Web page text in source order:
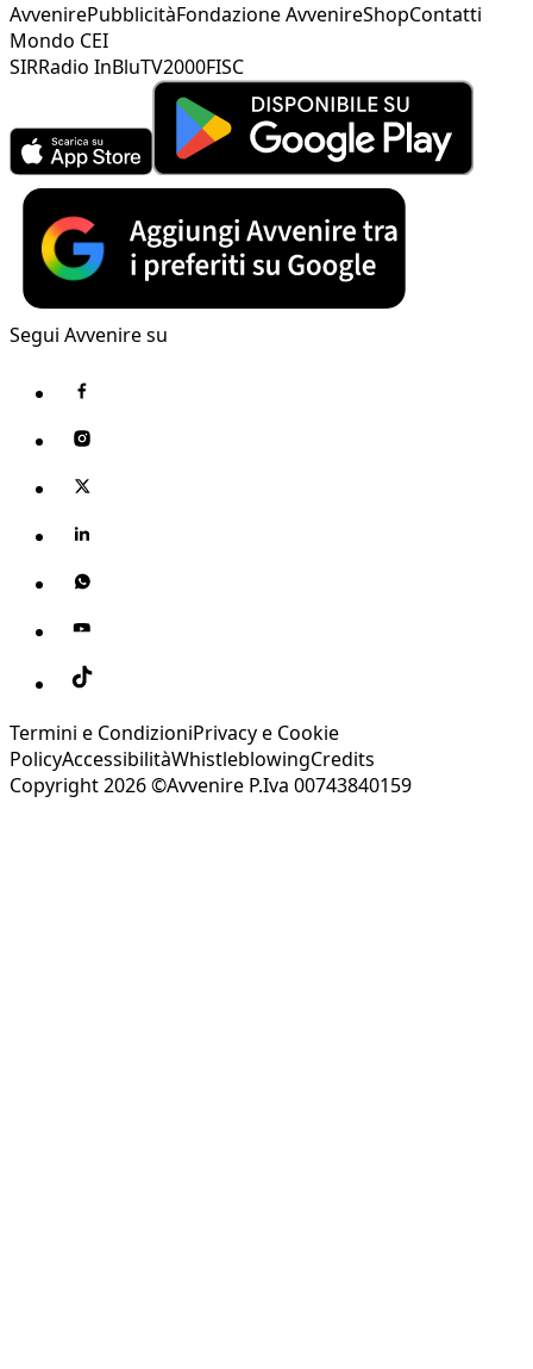
AvvenirePubblicitàFondazione AvvenireShopContatti
Mondo CEI
SIRRadio InBluTV2000FISC
Segui Avvenire su
Termini e CondizioniPrivacy e Cookie
PolicyAccessibilitàWhistleblowingCredits
Copyright 2026 ©Avvenire P.Iva 00743840159